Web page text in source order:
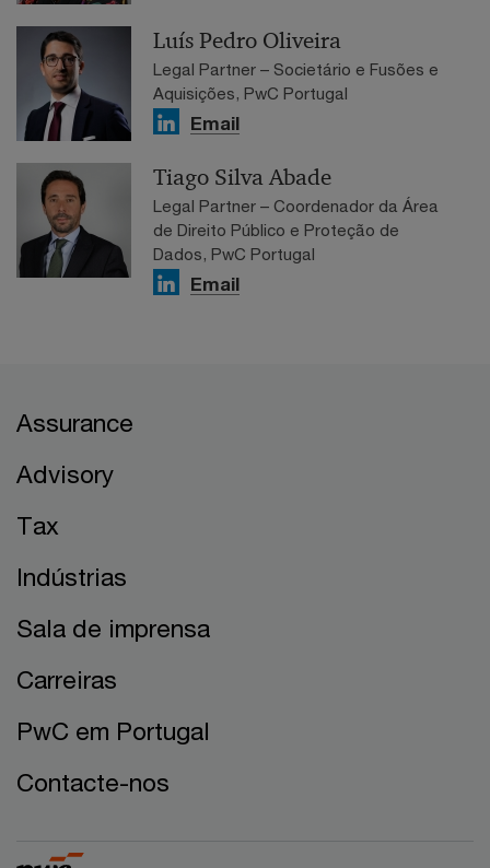
Luís Pedro Oliveira
Legal Partner – Societário e Fusões e
Aquisições, PwC Portugal
Email
Tiago Silva Abade
Legal Partner – Coordenador da Área
de Direito Público e Proteção de
Dados, PwC Portugal
Email
Assurance
Advisory
Tax
Indústrias
Sala de imprensa
Carreiras
PwC em Portugal
Contacte-nos